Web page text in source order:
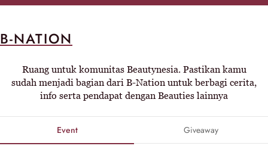
B-NATION
Ruang untuk komunitas Beautynesia. Pastikan kamu
sudah menjadi bagian dari B-Nation untuk berbagi cerita,
info serta pendapat dengan Beauties lainnya
Event Giveaway